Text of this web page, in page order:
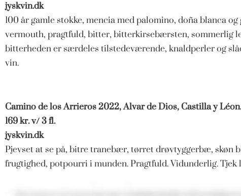
jyskvin.dk
100 år gamle stokke, mencia med palomino, doña blanca
vermouth, pragtfuld, bitter, bitterkirsebærsten, sommerlig
bitterheden er særdeles tilstedeværende, knaldperler og
vin.
Camino de los Arrieros 2022, Alvar de Dios, Castilla y
169 kr. v/ 3 fl.
jyskvin.dk
Pjevset at se på, bitre tranebær, tørret drøvtyggerbæ, skøn
frugtighed, potpourri i munden. Pragtfuld. Vidunderlig. Tjek